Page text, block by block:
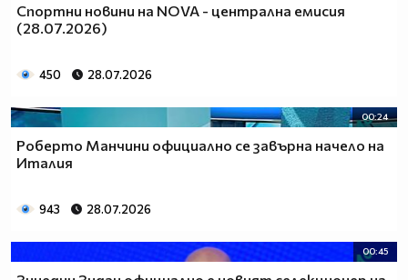
Спортни новини на NOVA - централна емисия
(28.07.2026)
450 28.07.2026
00:24
Роберто Манчини официално се завърна начело на
Италия
943 28.07.2026
00:45